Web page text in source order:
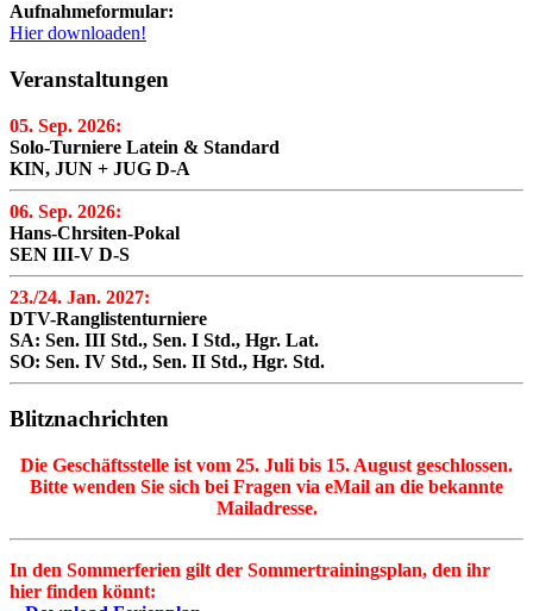
Aufnahmeformular:
Hier downloaden!
Veranstaltungen
05. Sep. 2026:
Solo-Turniere Latein & Standard
KIN, JUN + JUG D-A
06. Sep. 2026:
Hans-Chrsiten-Pokal
SEN III-V D-S
23./24. Jan. 2027:
DTV-Ranglistenturniere
SA: Sen. III Std., Sen. I Std., Hgr. Lat.
SO: Sen. IV Std., Sen. II Std., Hgr. Std.
Blitznachrichten
Die Geschäftsstelle ist vom 25. Juli bis 15. August geschlossen.
Bitte wenden Sie sich bei Fragen via eMail an die bekannte
Mailadresse.
In den Sommerferien gilt der Sommertrainingsplan, den ihr
hier finden könnt: